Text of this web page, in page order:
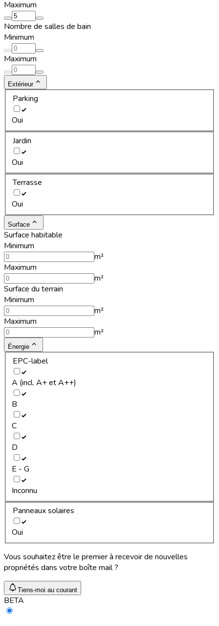
Maximum
Nombre de salles de bain
Minimum
Maximum
Extérieur
Parking
Oui
Jardin
Oui
Terrasse
Oui
Surface
Surface habitable
Minimum
m²
Maximum
m²
Surface du terrain
Minimum
m²
Maximum
m²
Énergie
EPC-label
A (incl. A+ et A++)
B
C
D
E - G
Inconnu
Panneaux solaires
Oui
Vous souhaitez être le premier à recevoir de nouvelles
propriétés dans votre boîte mail ?
Tiens-moi au courant
BETA